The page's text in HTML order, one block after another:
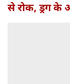
से रोक, ड्रग के